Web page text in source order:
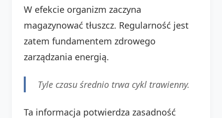
W efekcie organizm zaczyna
magazynować tłuszcz. Regularność jest
zatem fundamentem zdrowego
zarządzania energią.
Tyle czasu średnio trwa cykl trawienny.
Ta informacja potwierdza zasadność